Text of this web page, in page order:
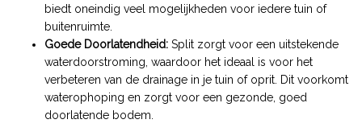
biedt oneindig veel mogelijkheden voor iedere tuin of
buitenruimte.
Goede Doorlatendheid: Split zorgt voor een uitstekende
waterdoorstroming, waardoor het ideaal is voor het
verbeteren van de drainage in je tuin of oprit. Dit voorkomt
waterophoping en zorgt voor een gezonde, goed
doorlatende bodem.